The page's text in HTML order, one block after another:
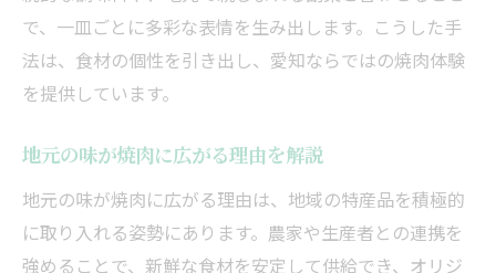
で、一皿ごとに多彩な表情を生み出します。こうした手
法は、食材の個性を引き出し、愛知ならではの焼肉体験
を提供しています。
地元の味が焼肉に広がる理由を解説
地元の味が焼肉に広がる理由は、地域の特産品を積極的
に取り入れる姿勢にあります。農家や生産者との連携を
強めることで、新鮮な食材を安定して供給でき、オリジ